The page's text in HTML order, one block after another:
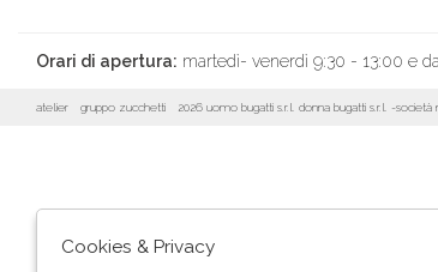
Orari di apertura: martedì- venerdì 9:30 - 13:00 e
2026 uomo bugatti s.r.l. donna bugatti s.r.l. -
atelier gruppo zucchetti
Cookies & Privacy